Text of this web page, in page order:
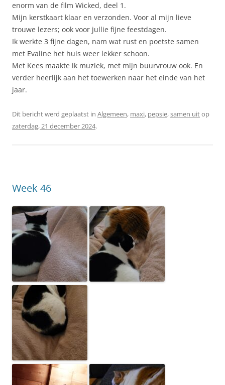
enorm van de film Wicked, deel 1.
Mijn kerstkaart klaar en verzonden. Voor al mijn lieve
trouwe lezers; ook voor jullie fijne feestdagen.
Ik werkte 3 fijne dagen, nam wat rust en poetste samen
met Evaline het huis weer lekker schoon.
Met Kees maakte ik muziek, met mijn buurvrouw ook. En
verder heerlijk aan het toewerken naar het einde van het
jaar.
Dit bericht werd geplaatst in Algemeen, maxi, pepsie,samen uitop
zaterdag, 21 december 2024.
Week 46